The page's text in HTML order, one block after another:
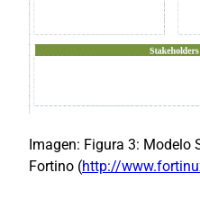
Imagen: Figura 3: Modelo
Fortino (http://